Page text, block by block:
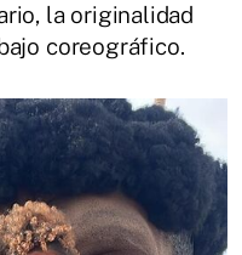
la originalidad
coreográfico.